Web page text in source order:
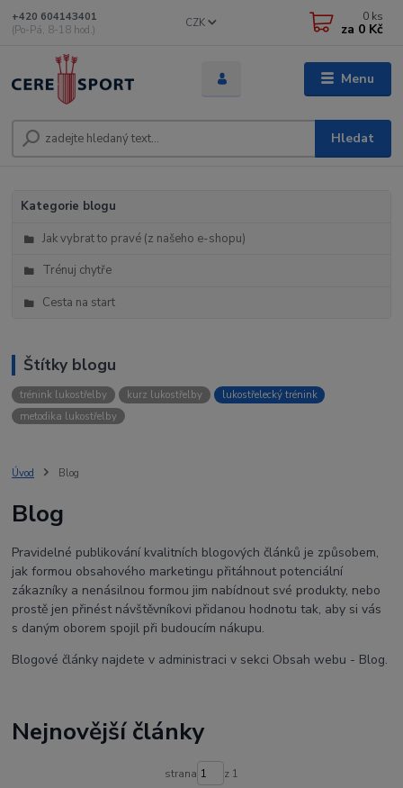
Menu
CZK
Hledat
+420 604143401
(Po-Pá, 8-18 hod.)
0 ks
za 0 Kč
Kategorie blogu
Jak vybrat to pravé (z našeho e-shopu)
Trénuj chytře
Cesta na start
Štítky blogu
trénink lukostřelby kurz lukostřelby
lukostřelecký trénink
metodika lukostřelby
Úvod Blog
Blog
Pravidelné publikování kvalitních blogových článků je způsobem,
jak formou obsahového marketingu přitáhnout potenciální
zákazníky a nenásilnou formou jim nabídnout své produkty, nebo
prostě jen přinést návštěvníkovi přidanou hodnotu tak, aby si vás
s daným oborem spojil při budoucím nákupu.
Blogové články najdete v administraci v sekci Obsah webu - Blog.
Nejnovější články
strana z 1